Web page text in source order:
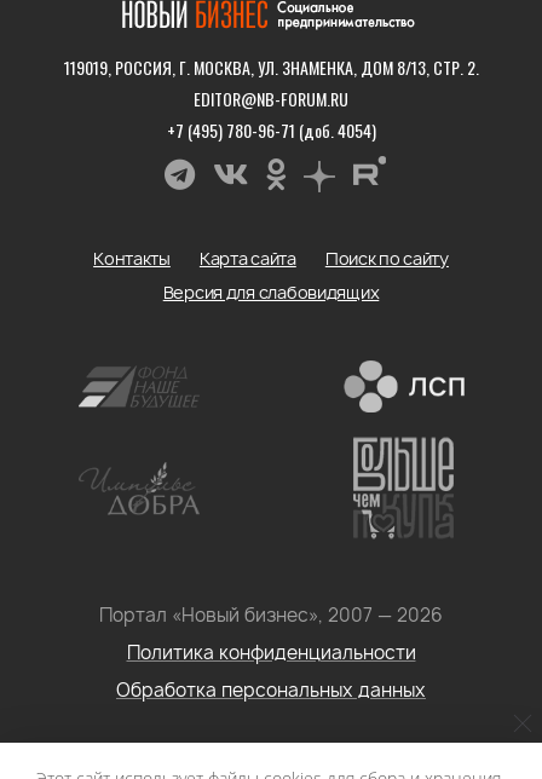
119019, РОССИЯ, Г. МОСКВА, УЛ. ЗНАМЕНКА, ДОМ 8/13, СТР. 2.
EDITOR@NB-FORUM.RU
+7 (495) 780-96-71 (доб. 4054)
Портал «Новый бизнес», 2007 — 2026
Политика конфиденциальности
Обработка персональных данных
Контакты Карта сайта
Поиск по сайту
Версия для слабовидящих
Условия использования информации с сайта: Материалы